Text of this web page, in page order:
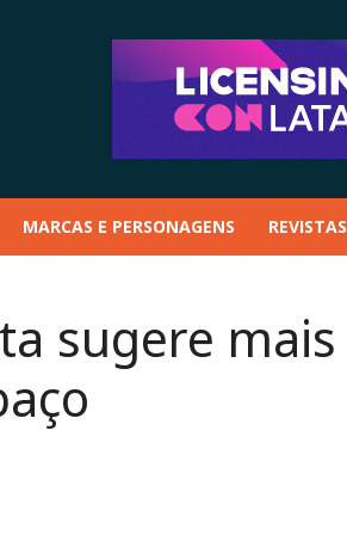
MARCAS E PERSONAGENS REVISTAS
sugere mais